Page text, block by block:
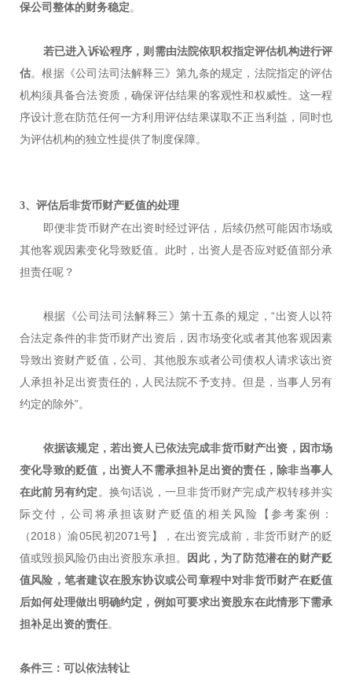
保公司整体的财务稳定。
若已进入诉讼程序，则需由法院依职权指定评估机构进行评
估。根据《公司法司法解释三》第九条的规定，法院指定的评估
机构须具备合法资质，确保评估结果的客观性和权威性。这一程
序设计意在防范任何一方利用评估结果谋取不正当利益，同时也
为评估机构的独立性提供了制度保障。
3、评估后非货币财产贬值的处理
即便非货币财产在出资时经过评估，后续仍然可能因市场或
其他客观因素变化导致贬值。此时，出资人是否应对贬值部分承
担责任呢？
根据《公司法司法解释三》第十五条的规定，“出资人以符
合法定条件的非货币财产出资后，因市场变化或者其他客观因素
导致出资财产贬值，公司、其他股东或者公司债权人请求该出资
人承担补足出资责任的，人民法院不予支持。但是，当事人另有
约定的除外”。
依据该规定，若出资人已依法完成非货币财产出资，因市场
变化导致的贬值，出资人不需承担补足出资的责任，除非当事人
在此前另有约定 。换句话说，一旦非货币财产完成产权转移并实
际交付，公司将承担该财产贬值的相关风险【参考案例：
（2018）渝05民初2071号】，在出资完成前，非货币财产的贬
值或毁损风险仍由出资股东承担。
因此，为了防范潜在的财产贬
值风险，笔者建议在股东协议或公司章程中对非货币财产在贬值
后如何处理做出明确约定，例如可要求出资股东在此情形下需承
担补足出资的责任。
条件三：可以依法转让